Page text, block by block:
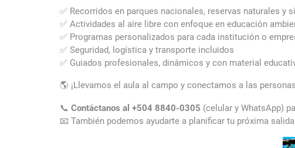
✅ Recorridos en parques nacionales, reservas naturales y
✅ Actividades al aire libre con enfoque en educación
✅ Programas personalizados para cada institución o
✅ Seguridad, logística y transporte incluidos
✅ Guiados profesionales, dinámicos y con material
🌎 ¡Llevamos el aula al campo y conectamos a las
📞 Contáctanos al +504 8840-0305 (celular y WhatsApp)
📧 También podemos ayudarte a planificar tu próxima